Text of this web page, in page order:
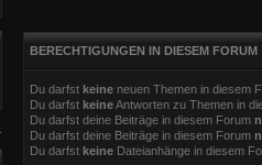
BERECHTIGUNGEN IN DIESEM FORUM
Du darfst keineneuen Themen in diesem
Du darfst keineAntworten zu Themen in
Du darfst deine Beiträge in diesem Forum
Du darfst deine Beiträge in diesem Forum
Du darfst keineDateianhänge in diesem